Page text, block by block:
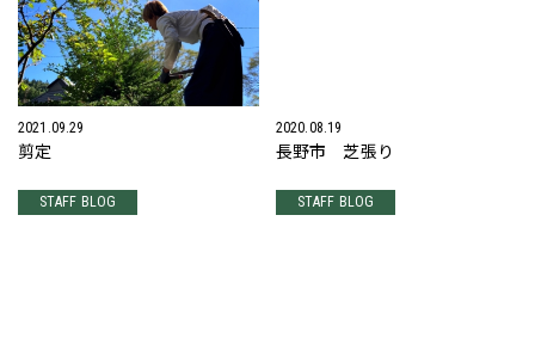
2021.09.29
剪定
2020.08.19
長野市 芝張り
STAFF BLOG STAFF BLOG